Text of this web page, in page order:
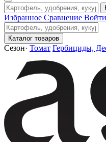
Избранное Сравнение Войти
Каталог товаров
Сезон· Томат Гербициды,